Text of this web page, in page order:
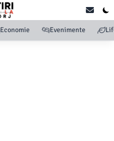
Economie Evenimente